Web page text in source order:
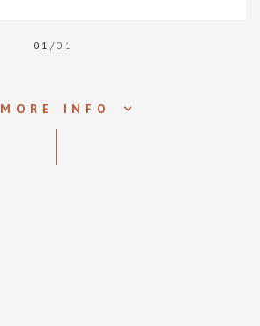
01 /01
MORE INFO